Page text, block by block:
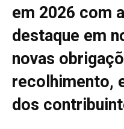
em 2026 com
destaque em
novas
recolhimento,
dos